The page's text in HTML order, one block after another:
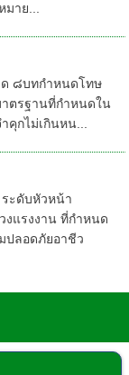
าย...
ด ๘บทกำหนดโทษ
ตรฐานที่กำหนดใน
กไม่เกินหน...
ะดับหัวหน้า
งแรงงาน ที่กำหนด
ปลอดภัยอาชีว